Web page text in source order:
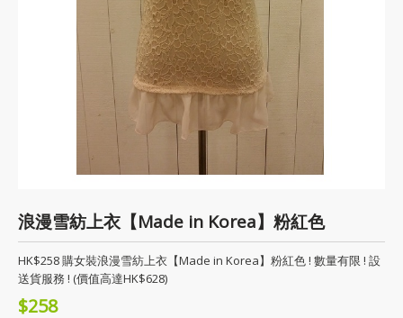
浪漫雪紡上衣【Made in Korea】粉紅色
HK$258 購女裝浪漫雪紡上衣【Made in Korea】粉紅色 ! 數量有限 ! 設
送貨服務 ! (價值高達HK$628)
$258